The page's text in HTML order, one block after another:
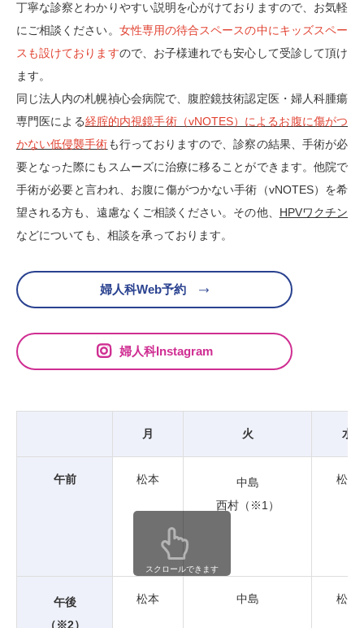
丁寧な診察とわかりやすい説明を心がけておりますので、お気軽
にご相談ください。 女性専用の待合スペースの中にキッズスペー
スも設けておりますので、お子様連れでも安心して受診して頂け
ます。
同じ法人内の札幌禎心会病院で、腹腔鏡技術認定医・婦人科腫瘍
専門医による経腟的内視鏡手術（vNOTES）によるお腹に傷がつ
かない低侵襲手術も行っておりますので、診察の結果、手術が必
要となった際にもスムーズに治療に移ることができます。他院で
手術が必要と言われ、お腹に傷がつかない手術（vNOTES）を希
望される方も、遠慮なくご相談ください。その他、 HPVワクチン
などについても、相談を承っております。
婦人科Web予約
婦人科Instagram
月 火 水
午前 松本
中島
西村（※1）
松本
午後
（※2）
松本 中島 松本
スクロールできます